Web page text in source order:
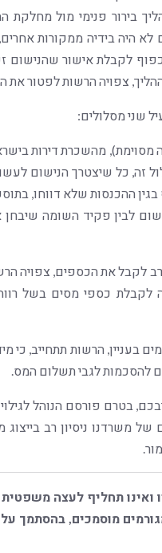
תבצע הליך בירור פנימי מול
לא היה בידיה ממקורות
לקבלת אישור שהנישום
צפויה הרשות לפטור את
שני מסלולים:
מסוימת), מהשכרת דירות
זה, כל שיצטרך הנישום
ההכנסות שלא דווחו,
לבין פקיד השומה
לקבל את הכספים, צפויה
לקבלת כספי מסים בשל
בעניין, הרשות תתחייב,
להסכמות לגבי תשלום המס.
בטרם פורסם הנוהל
משרדנו ניסיון רב
ואינו תחליף לעצה
מוסמכים, בהסתמך על